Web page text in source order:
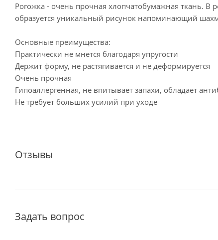
Рогожка - очень прочная хлопчатобумажная ткань. В
образуется уникальный рисунок напоминающий
Основные преимущества:
Практически не мнется благодаря упругости
Держит форму, не растягивается и не деформируется
Очень прочная
Гипоаллергенная, не впитывает запахи, обладает
Не требует больших усилий при уходе
Отзывы
Задать вопрос